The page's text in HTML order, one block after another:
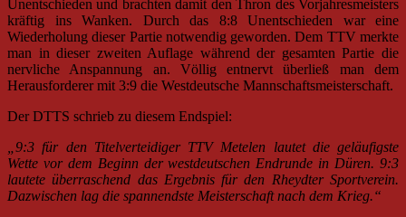
Unentschieden und brachten damit den Thron des Vorjahresmeisters
kräftig ins Wanken. Durch das 8:8 Unentschieden war eine
Wiederholung dieser Partie notwendig geworden. Dem TTV merkte
man in dieser zweiten Auflage während der gesamten Partie die
nervliche Anspannung an. Völlig entnervt überließ man dem
Herausforderer mit 3:9 die Westdeutsche Mannschaftsmeisterschaft.
Der DTTS schrieb zu diesem Endspiel:
„9:3 für den Titelverteidiger TTV Metelen lautet die geläufigste
Wette vor dem Beginn der westdeutschen Endrunde in Düren. 9:3
lautete überraschend das Ergebnis für den Rheydter Sportverein.
Dazwischen lag die spannendste Meisterschaft nach dem Krieg.“